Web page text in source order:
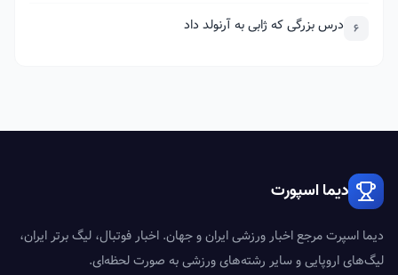
6 درس بزرگی که ژابی به آرنولد داد
دیما اسپورت
دیما اسپرت مرجع اخبار ورزشی ایران و جهان. اخبار فوتبال، لیگ برتر ایران،
لیگ‌های اروپایی و سایر رشته‌های ورزشی به صورت لحظه‌ای.